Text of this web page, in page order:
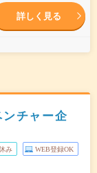
詳しく見る
チャー企
み WEB登録OK